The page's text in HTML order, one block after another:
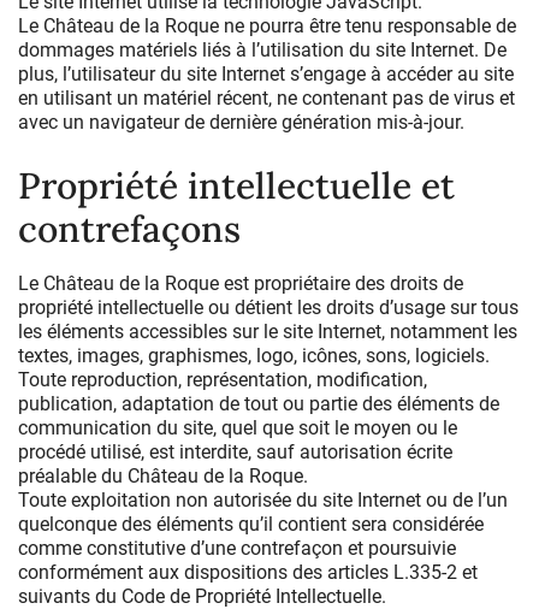
Le Château de la Roque ne pourra être tenu responsable de
dommages matériels liés à l’utilisation du site Internet. De
plus, l’utilisateur du site Internet s’engage à accéder au site
en utilisant un matériel récent, ne contenant pas de virus et
avec un navigateur de dernière génération mis-à-jour.
Propriété intellectuelle et
contrefaçons
Le Château de la Roque est propriétaire des droits de
propriété intellectuelle ou détient les droits d’usage sur tous
les éléments accessibles sur le site Internet, notamment les
textes, images, graphismes, logo, icônes, sons, logiciels.
Toute reproduction, représentation, modification,
publication, adaptation de tout ou partie des éléments de
communication du site, quel que soit le moyen ou le
procédé utilisé, est interdite, sauf autorisation écrite
préalable du Château de la Roque.
Toute exploitation non autorisée du site Internet ou de l’un
quelconque des éléments qu’il contient sera considérée
comme constitutive d’une contrefaçon et poursuivie
conformément aux dispositions des articles L.335-2 et
suivants du Code de Propriété Intellectuelle.